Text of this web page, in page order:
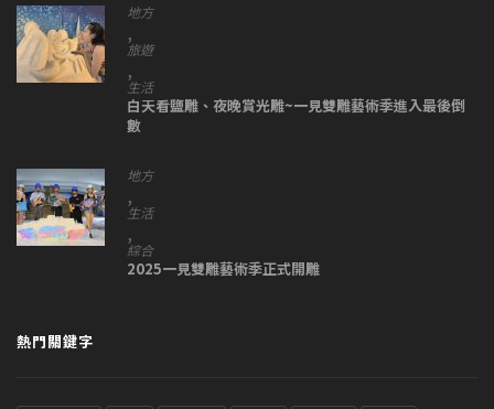
地方
,
旅遊
,
生活
白天看鹽雕、夜晚賞光雕~一見雙雕藝術季進入最後倒
數
地方
,
生活
,
綜合
2025一見雙雕藝術季正式開雕
熱門關鍵字